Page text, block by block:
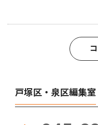
戸塚区・泉区編集室